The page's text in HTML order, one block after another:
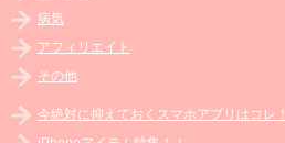
病気
アフィリエイト
その他
今絶対に抑えておくスマホアプリはコレ！